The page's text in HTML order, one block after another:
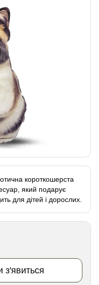
короткошерста
який подарує
для дітей і дорослих.
з'явиться